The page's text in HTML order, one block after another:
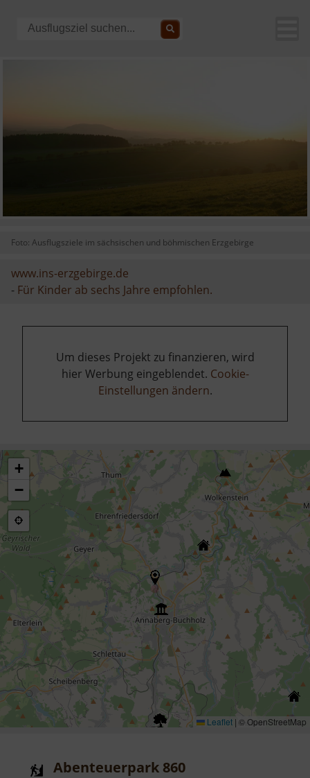
Foto: Ausflugsziele im sächsischen und böhmischen Erzgebirge
www.ins-erzgebirge.de
- Für Kinder ab sechs Jahre empfohlen.
Um dieses Projekt zu finanzieren, wird
hier Werbung eingeblendet. Cookie-
Einstellungen ändern.
+
−
Leaflet | © OpenStreetMap
Abenteuerpark 860